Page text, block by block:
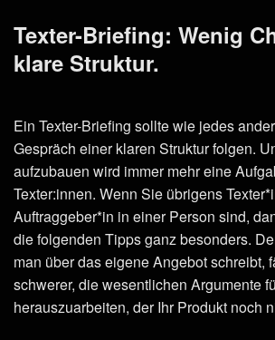
Texter-Briefing: Wenig
klare Struktur.
Ein Texter-Briefing sollte wie jedes
Gespräch einer klaren Struktur folgen.
aufzubauen wird immer mehr eine
Texter:innen. Wenn Sie übrigens
Auftraggeber*in in einer Person sind,
die folgenden Tipps ganz besonders.
man über das eigene Angebot schreibt,
schwerer, die wesentlichen Argumente
herauszuarbeiten, der Ihr Produkt noch